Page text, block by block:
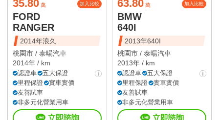
35.80 萬 加入比較
FORD
RANGER
2014年浪久
桃園市 / 泰暘汽車
2014年 / km
認證車
五大保證
里程保證
實車實價
友善試車
非多元化營業用車
立即諮詢
63.80 萬 加入比較
BMW
640I
2013年640I
桃園市 / 泰暘汽車
2013年 / km
認證車
五大保證
里程保證
實車實價
友善試車
非多元化營業用車
立即諮詢